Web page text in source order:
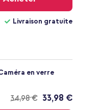
Livraison gratuite
en verre
34,98 €
Livraison
33,98 €